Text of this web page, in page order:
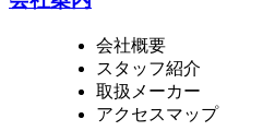
会社概要
スタッフ紹介
取扱メーカー
アクセスマップ